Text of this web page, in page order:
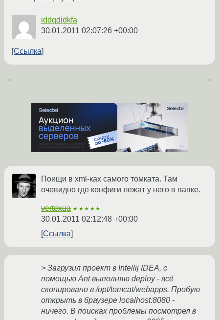
iddqdidkfa
30.01.2011 02:07:26 +00:00
Ссылка
← →
Поищи в xml-ках самого томката. Там
очевидно где конфиги лежат у него в папке.
vertexua ★★★★★
30.01.2011 02:12:48 +00:00
Ссылка
> Загрузил проект в Intellij IDEA, с
помощью Ant выполняю deploy - всё
скопировано в /opt/tomcat/webapps. Пробую
открыть в браузере localhost:8080 -
ничего. В поисках проблемы посмотрел в